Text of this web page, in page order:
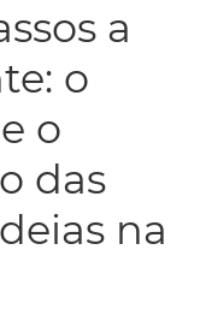
a
o
o
das
na